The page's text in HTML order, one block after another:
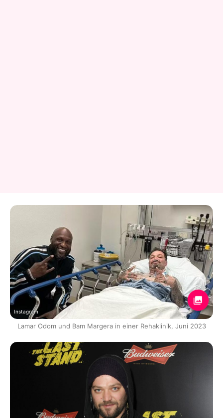
Instagram
Lamar Odom und Bam Margera in einer Rehaklinik, Juni 2023